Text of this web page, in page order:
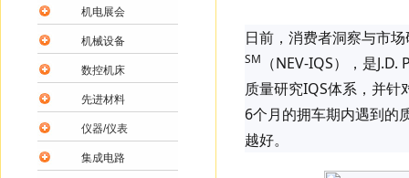
日前，消费者洞察与市
SM
（NEV-IQS），是
质量研究IQS体系，并
6个月的拥车期内遇到的
越好。
机电展会
机械设备
数控机床
先进材料
仪器/仪表
集成电路